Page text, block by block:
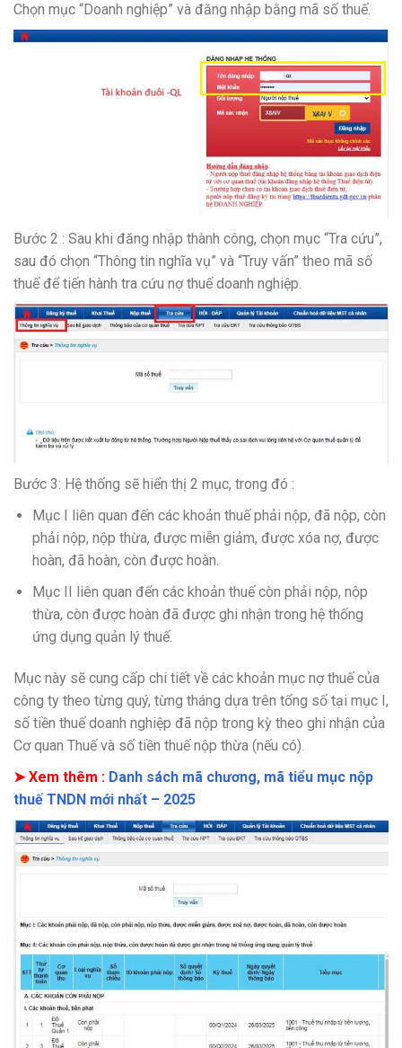
Chọn mục “Doanh nghiệp” và đăng nhập bằng mã số thuế.
Bước 2 : Sau khi đăng nhập thành công, chọn mục “Tra cứu”,
sau đó chọn “Thông tin nghĩa vụ” và “Truy vấn” theo mã số
thuế để tiến hành tra cứu nợ thuế doanh nghiệp.
Bước 3: Hệ thống sẽ hiển thị 2 mục, trong đó :
Mục I liên quan đến các khoản thuế phải nộp, đã nộp, còn
phải nộp, nộp thừa, được miễn giảm, được xóa nợ, được
hoàn, đã hoàn, còn được hoàn.
Mục II liên quan đến các khoản thuế còn phải nộp, nộp
thừa, còn được hoàn đã được ghi nhận trong hệ thống
ứng dụng quản lý thuế.
Mục này sẽ cung cấp chi tiết về các khoản mục nợ thuế của
công ty theo từng quý, từng tháng dựa trên tổng số tại mục I,
số tiền thuế doanh nghiệp đã nộp trong kỳ theo ghi nhận của
Cơ quan Thuế và số tiền thuế nộp thừa (nếu có).
➤ Xem thêm : Danh sách mã chương, mã tiểu mục nộp
thuế TNDN mới nhất – 2025